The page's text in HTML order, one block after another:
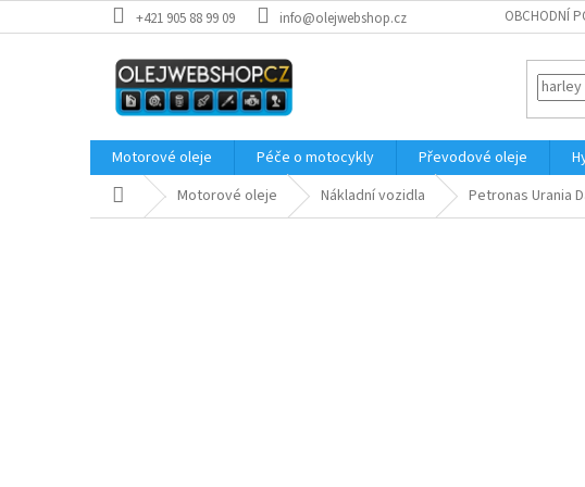
na
+421 905 88 99 09 info@olejwebshop.cz OBCHODNÍ
Motorové oleje Péče o motocykly Převodové oleje
Domů Motorové oleje Nákladní vozidla Petronas Urania